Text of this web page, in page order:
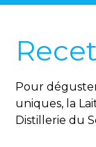
Pour
uniques, la
Distillerie du